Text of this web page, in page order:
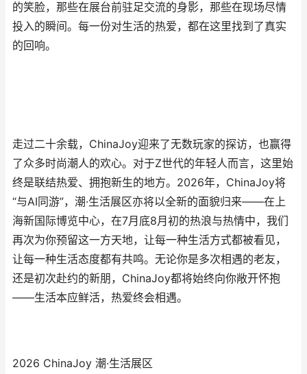
的笑脸，那些在展台前驻足交流的身影，那些在现场尽情
投入的瞬间。每一份对生活的热爱，都在这里找到了真实
的回响。
走过二十余载，ChinaJoy迎来了无数玩家的探访，也赢得
了众多时尚潮人的欢心。对于Z世代的年轻人而言，这里始
终是联结热爱、拥抱新生的地方。2026年，ChinaJoy将
“与AI同游”，潮·生活展区亦将以全新的面貌归来——在上
海新国际博览中心，在7月底8月初的热浪与热情中，我们
再次为你预留这一方天地，让每一种生活方式都被看见，
让每一种生活态度都有共鸣。无论你是多次相遇的老友，
还是初次赴约的新朋，ChinaJoy都将始终向你敞开怀抱
——生活本应鲜活，热爱终会相遇。
2026 ChinaJoy 潮·生活展区